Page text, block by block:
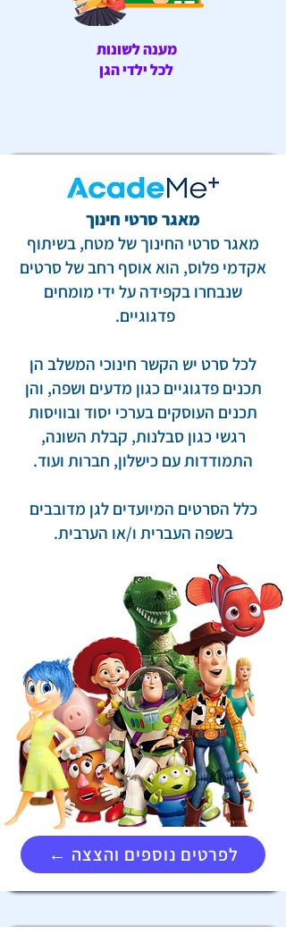
מענה לשונות
לכל ילדי הגן
מאגר סרטי חינוך
מאגר סרטי החינוך של מטח, בשיתוף
אקדמי פלוס, הוא אוסף רחב של סרטים
שנבחרו בקפידה על ידי מומחים
פדגוגיים.
לכל סרט יש הקשר חינוכי המשלב הן
תכנים פדגוגיים כגון מדעים ושפה, והן
תכנים העוסקים בערכי יסוד ובוויסות
רגשי כגון סבלנות, קבלת השונה,
התמודדות עם כישלון, חברות ועוד.
כלל הסרטים המיועדים לגן מדובבים
בשפה העברית ו/או הערבית.
← לפרטים נוספים והצצה